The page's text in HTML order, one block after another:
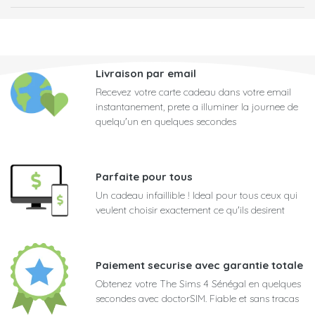
Livraison par email
Recevez votre carte cadeau dans votre email
instantanement, prete a illuminer la journee de
quelqu'un en quelques secondes
Parfaite pour tous
Un cadeau infaillible ! Ideal pour tous ceux qui
veulent choisir exactement ce qu'ils desirent
Paiement securise avec garantie totale
Obtenez votre The Sims 4 Sénégal en quelques
secondes avec doctorSIM. Fiable et sans tracas